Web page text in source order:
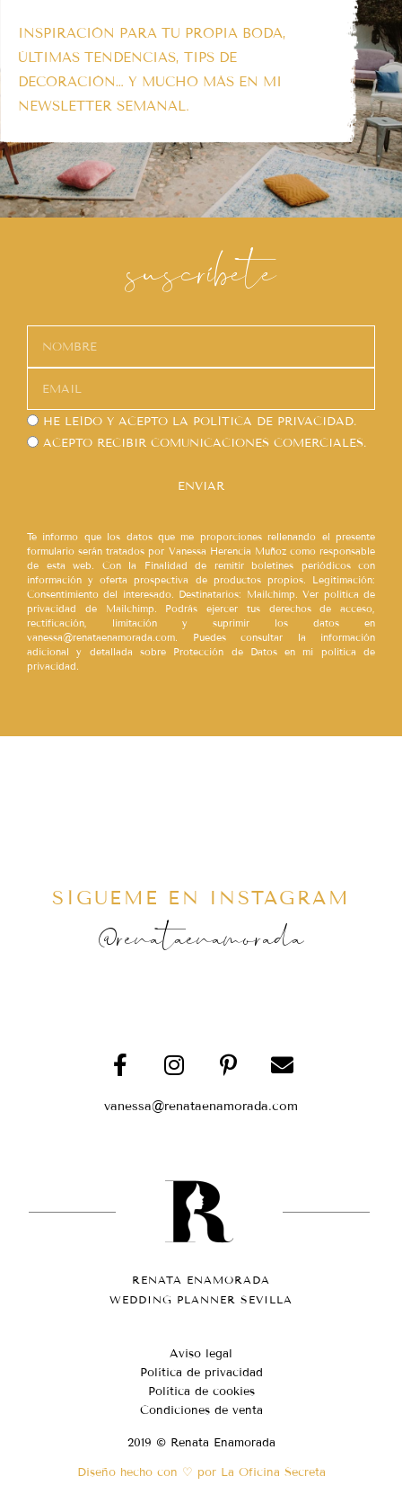
INSPIRACIÓN PARA TU PROPIA BODA,
ÚLTIMAS TENDENCIAS, TIPS DE
DECORACIÓN… Y MUCHO MÁS EN MI
NEWSLETTER SEMANAL.
suscríbete
HE LEÍDO Y ACEPTO LA POLÍTICA DE PRIVACIDAD.
ACEPTO RECIBIR COMUNICACIONES COMERCIALES.
ENVIAR
Te informo que los datos que me proporciones rellenando el presente
formulario serán tratados por Vanessa Herencia Muñoz como responsable
de esta web. Con la Finalidad de remitir boletines periódicos con
información y oferta prospectiva de productos propios. Legitimación:
Consentimiento del interesado. Destinatarios: Mailchimp. Ver política de
privacidad de Mailchimp. Podrás ejercer tus derechos de acceso,
rectificación, limitación y suprimir los datos en
vanessa@renataenamorada.com. Puedes consultar la información
adicional y detallada sobre Protección de Datos en mi política de
privacidad.
SÍGUEME EN INSTAGRAM
@renataenamorada
vanessa@renataenamorada.com
RENATA ENAMORADA
WEDDING PLANNER SEVILLA
Aviso legal
Política de privacidad
Política de cookies
Condiciones de venta
2019 © Renata Enamorada
Diseño hecho con ♡ por La Oficina Secreta